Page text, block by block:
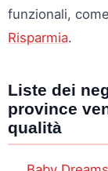
funzionali,
Risparmia.
Liste dei
province
qualità